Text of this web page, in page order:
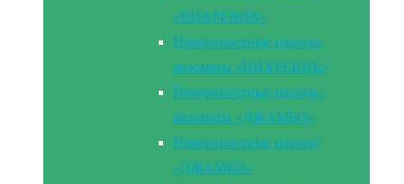
«ВИХРЕВИК»
Поверхностные насосы-
автоматы «ВИХРЕВИК»
Поверхностные насосы-
автоматы «ДЖАМБО»
Поверхностные насосы
«ДЖАМБО»